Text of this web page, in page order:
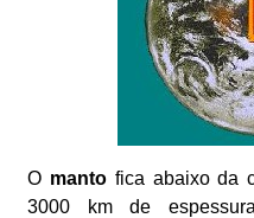
O manto fica abaixo da
3000 km de